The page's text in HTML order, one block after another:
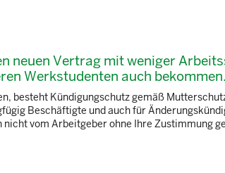
neuen Vertrag mit weniger
Werkstudenten auch bekommen.
besteht Kündigungschutz gemäß
Beschäftigte und auch für
vom Arbeitgeber ohne Ihre Zustimmung